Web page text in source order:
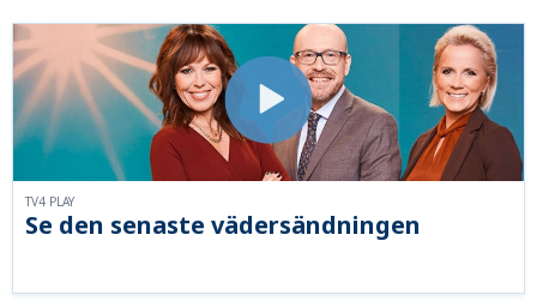
Se den senaste vädersändningen
TV4 PLAY